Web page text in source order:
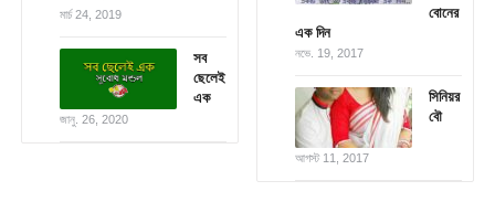
মার্চ 24, 2019
সব
ছেলেই
এক
জানু. 26, 2020
বোনের
এক দিন
নভে. 19, 2017
সিনিয়র
বৌ
আগস্ট 11, 2017